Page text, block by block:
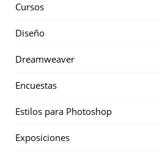
Cursos
Diseño
Dreamweaver
Encuestas
Estilos para Photoshop
Exposiciones